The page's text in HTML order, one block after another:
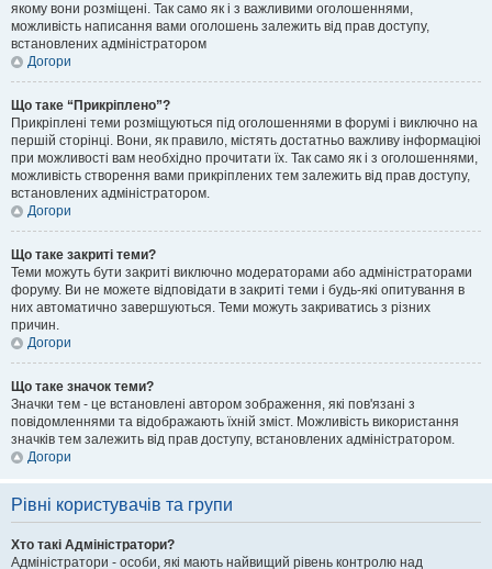
якому вони розміщені. Так само як і з важливими оголошеннями,
можливість написання вами оголошень залежить від прав доступу,
встановлених адміністратором
Догори
Що таке “Прикріплено”?
Прикріплені теми розміщуються під оголошеннями в форумі і виключно на
першій сторінці. Вони, як правило, містять достатньо важливу інформаціюі
при можливості вам необхідно прочитати їх. Так само як і з оголошеннями,
можливість створення вами прикріплених тем залежить від прав доступу,
встановлених адміністратором.
Догори
Що таке закриті теми?
Теми можуть бути закриті виключно модераторами або адміністраторами
форуму. Ви не можете відповідати в закриті теми і будь-які опитування в
них автоматично завершуються. Теми можуть закриватись з різних
причин.
Догори
Що таке значок теми?
Значки тем - це встановлені автором зображення, які пов'язані з
повідомленнями та відображають їхній зміст. Можливість використання
значків тем залежить від прав доступу, встановлених адміністратором.
Догори
Рівні користувачів та групи
Хто такі Адміністратори?
Адміністратори - особи, які мають найвищий рівень контролю над